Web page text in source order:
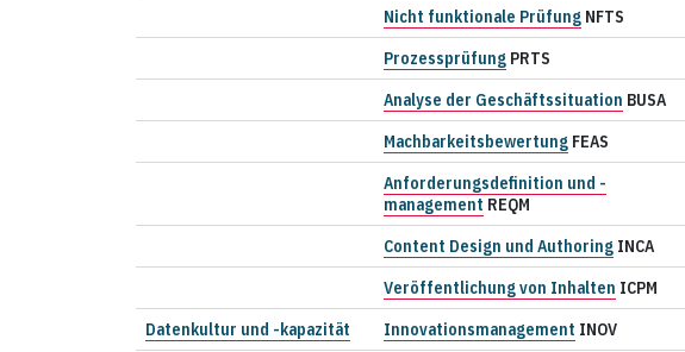
Nicht funktionale Prüfung NFTS
Prozessprüfung PRTS
Analyse der Geschäftssituation BUSA
Machbarkeitsbewertung FEAS
Anforderungsdefinition und -
management REQM
Content Design und Authoring INCA
Veröffentlichung von Inhalten ICPM
Datenkultur und -kapazität
Innovationsmanagement INOV